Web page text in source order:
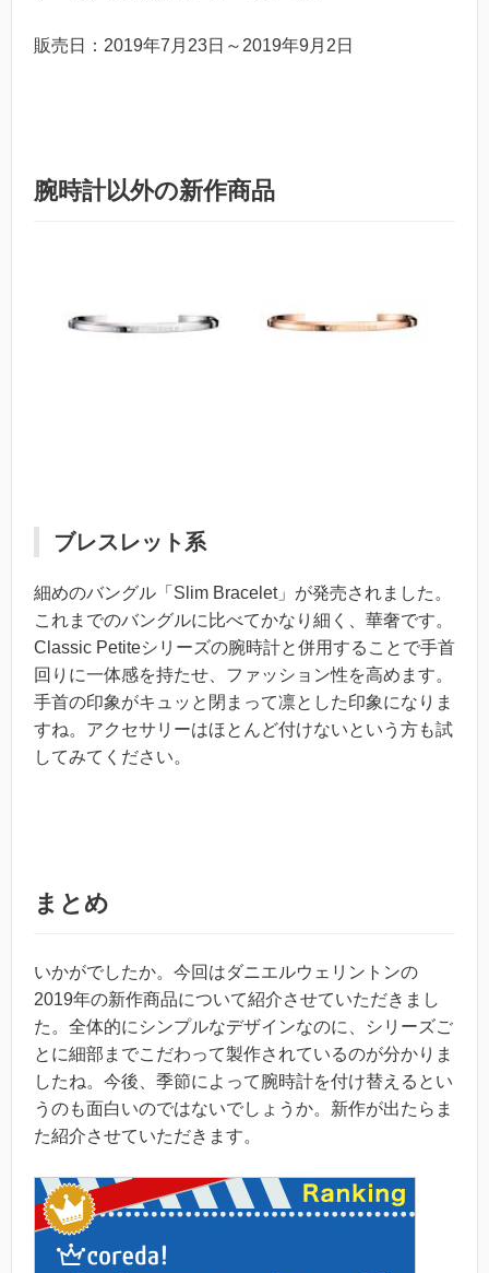
販売日：2019年7月23日～2019年9月2日
腕時計以外の新作商品
ブレスレット系
細めのバングル「Slim Bracelet」が発売されました。
これまでのバングルに比べてかなり細く、華奢です。
Classic Petiteシリーズの腕時計と併用することで手首
回りに一体感を持たせ、ファッション性を高めます。
手首の印象がキュッと閉まって凛とした印象になりま
すね。アクセサリーはほとんど付けないという方も試
してみてください。
まとめ
いかがでしたか。今回はダニエルウェリントンの
2019年の新作商品について紹介させていただきまし
た。全体的にシンプルなデザインなのに、シリーズご
とに細部までこだわって製作されているのが分かりま
したね。今後、季節によって腕時計を付け替えるとい
うのも面白いのではないでしょうか。新作が出たらま
た紹介させていただきます。